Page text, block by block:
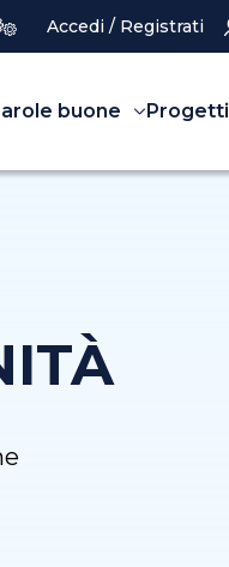
Accedi / Registrati
buone Progetti